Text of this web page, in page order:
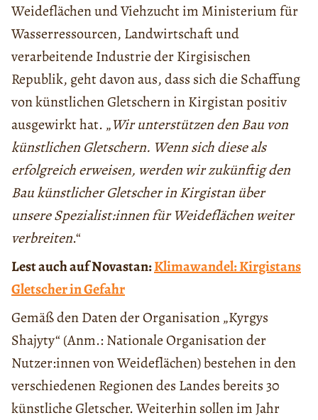
Weideflächen und Viehzucht im Ministerium für
Wasserressourcen, Landwirtschaft und
verarbeitende Industrie der Kirgisischen
Republik, geht davon aus, dass sich die Schaffung
von künstlichen Gletschern in Kirgistan positiv
ausgewirkt hat. „Wir unterstützen den Bau von
künstlichen Gletschern. Wenn sich diese als
erfolgreich erweisen, werden wir zukünftig den
Bau künstlicher Gletscher in Kirgistan über
unsere Spezialist:innen für Weideflächen weiter
verbreiten.“
Lest auch auf Novastan:Klimawandel: Kirgistans
Gletscher in Gefahr
Gemäß den Daten der Organisation „Kyrgys
Shajyty“ (Anm.: Nationale Organisation der
Nutzer:innen von Weideflächen) bestehen in den
verschiedenen Regionen des Landes bereits 30
künstliche Gletscher. Weiterhin sollen im Jahr